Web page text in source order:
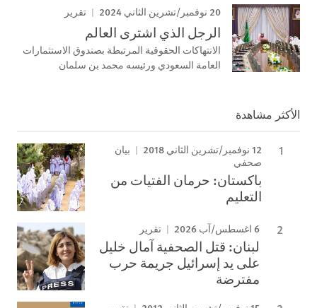
20 نوفمبر/تشرين الثاني 2024 تقرير
الرجل الذي اشترى العالم
الانتهاكات الحقوقية المرتبطة بصندوق الاستثمارات
العامة السعودي ورئيسه محمد بن سلمان
الأكثر مشاهدة
12 نوفمبر/تشرين الثاني 2018
بيان
صحفي
باكستان: حرمان الفتيات من
التعليم
6 اغسطس/آب 2026 تقرير
لبنان: قتل الصحفية آمال خليل
على يد إسرائيل جريمة حرب
مفترضة